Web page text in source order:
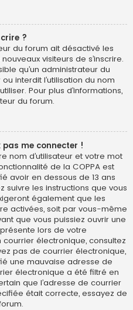
?
du forum ait désactivé les
visiteurs de s’inscrire.
qu’un administrateur du
interdit l’utilisation du nom
Pour plus d’informations,
du forum.
me connecter !
nom d’utilisateur et votre mot
de la COPPA est
avoir en dessous de 13 ans
suivre les instructions que vous
également que les
activées, soit par vous-même
que vous puissiez ouvrir une
lors de votre
courrier électronique, consultez
pas de courrier électronique,
une mauvaise adresse de
électronique a été filtré en
que l’adresse de courrier
était correcte, essayez de